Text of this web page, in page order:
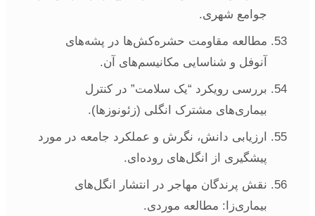
جوامع شهری.
مطالعه مقاومت حشره‌کش‌ها در پشه‌های
آنوفل و شناسایی مکانیسم‌های آن.
بررسی رویکرد “یک سلامت” در کنترل
بیماری‌های مشترک انگلی (زئونوزها).
ارزیابی دانش، نگرش و عملکرد جامعه در مورد
پیشگیری از انگل‌های روده‌ای.
نقش پرندگان مهاجر در انتشار انگل‌های
بیماری‌زا: مطالعه موردی.